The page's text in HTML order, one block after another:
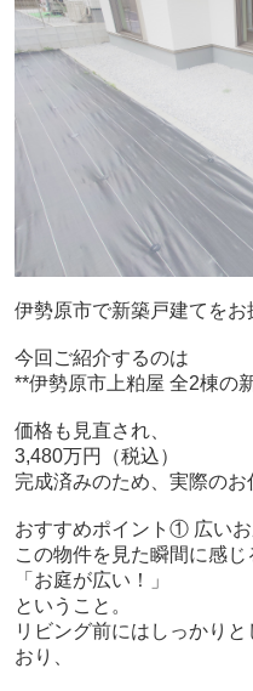
伊勢原市で新築戸建てをお
今回ご紹介するのは
**伊勢原市上粕屋 全2棟の
価格も見直され、
3,480万円（税込）
完成済みのため、実際のお
おすすめポイント① 広い
この物件を見た瞬間に感じ
「お庭が広い！」
ということ。
リビング前にはしっかり
おり、